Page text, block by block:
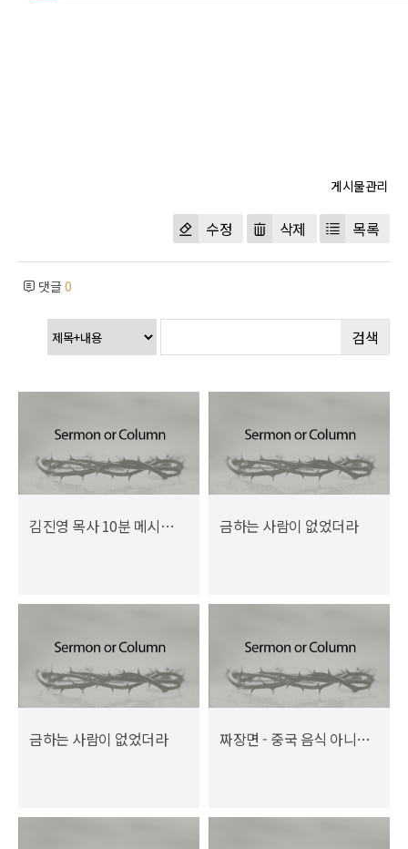
수정 삭제 목록
댓글0
검색
김진영 목사 10분 메시지 (6월 2015년) 금하는 사람이 없었더라
금하는 사람이 없었더라 짜장면 - 중국 음식 아니면 한국 음식?